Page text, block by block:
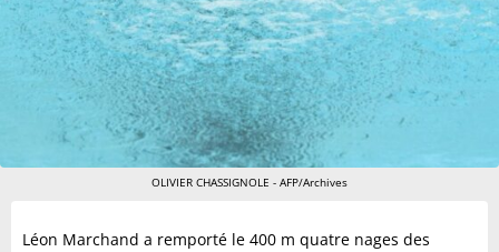
OLIVIER CHASSIGNOLE - AFP/Archives
Léon Marchand a remporté le 400 m quatre nages des